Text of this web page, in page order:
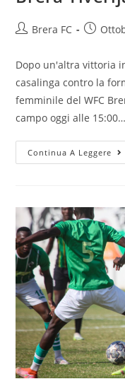
Brera FC
Dopo un'altra vittoria
casalinga contro la
femminile del WFC
campo oggi alle 15:00…
Continua A Leggere